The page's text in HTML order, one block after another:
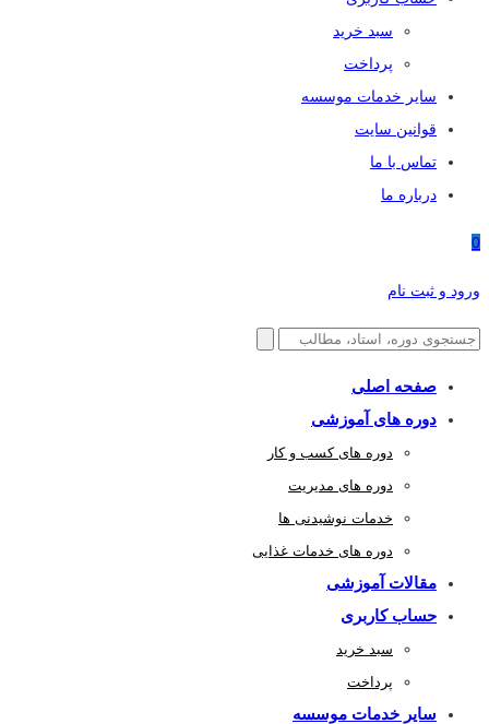
سبد خرید
پرداخت
سایر خدمات موسسه
قوانین سایت
تماس با ما
درباره ما
0
ورود و ثبت نام
صفحه اصلی
دوره های آموزشی
دوره های کسب و کار
دوره های مدیریت
خدمات نوشیدنی ها
دوره های خدمات غذایی
مقالات آموزشی
حساب کاربری
سبد خرید
پرداخت
سایر خدمات موسسه